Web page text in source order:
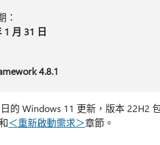
：
1 月 31 日
4.8.1
的 Windows 11 更新，版本 22H2
＜重新啟動需求＞章節。